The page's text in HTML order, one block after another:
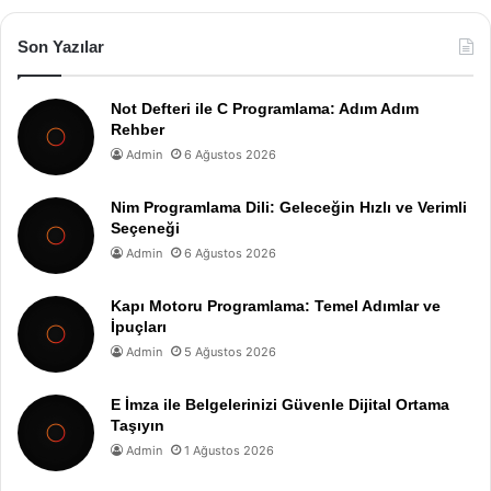
Son Yazılar
Not Defteri ile C Programlama: Adım Adım
Rehber
Admin 6 Ağustos 2026
Nim Programlama Dili: Geleceğin Hızlı ve Verimli
Seçeneği
Admin 6 Ağustos 2026
Kapı Motoru Programlama: Temel Adımlar ve
İpuçları
Admin 5 Ağustos 2026
E İmza ile Belgelerinizi Güvenle Dijital Ortama
Taşıyın
Admin 1 Ağustos 2026